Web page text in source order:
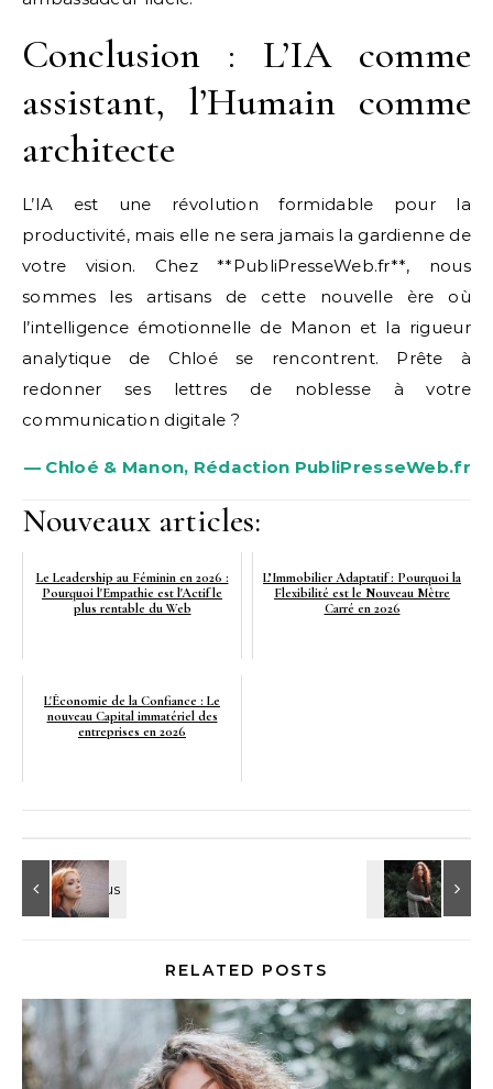
Conclusion : L’IA comme
assistant, l’Humain comme
architecte
L’IA est une révolution formidable pour la
productivité, mais elle ne sera jamais la gardienne de
votre vision. Chez **PubliPresseWeb.fr**, nous
sommes les artisans de cette nouvelle ère où
l’intelligence émotionnelle de Manon et la rigueur
analytique de Chloé se rencontrent. Prête à
redonner ses lettres de noblesse à votre
communication digitale ?
— Chloé & Manon, Rédaction PubliPresseWeb.fr
Nouveaux articles:
Le Leadership au Féminin en 2026 :
Pourquoi l'Empathie est l'Actif le
plus rentable du Web
L’Immobilier Adaptatif : Pourquoi la
Flexibilité est le Nouveau Mètre
Carré en 2026
L'Économie de la Confiance : Le
nouveau Capital immatériel des
entreprises en 2026
RELATED POSTS